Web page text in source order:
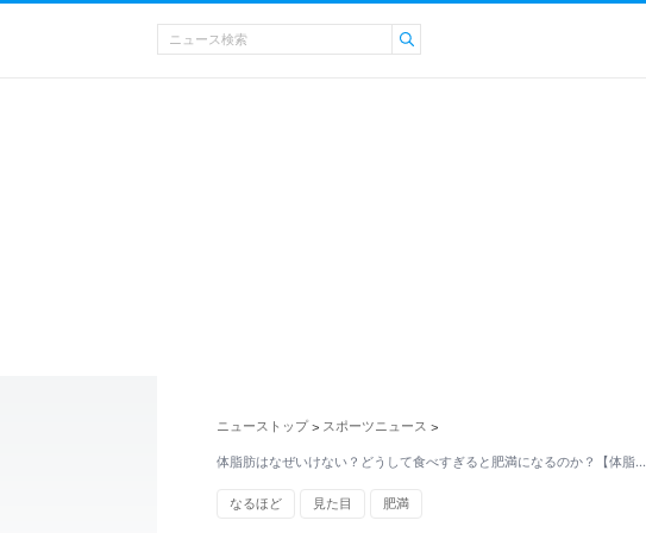
ニューストップ > スポーツニュース >
体脂肪はなぜいけない？どうして食べすぎると肥満になるのか？【体脂…
なるほど 見た目 肥満